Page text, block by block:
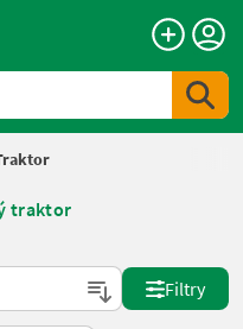
traktor
Filtry